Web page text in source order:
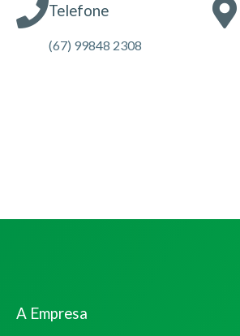
Telefone
(67) 99848 2308
A Empresa